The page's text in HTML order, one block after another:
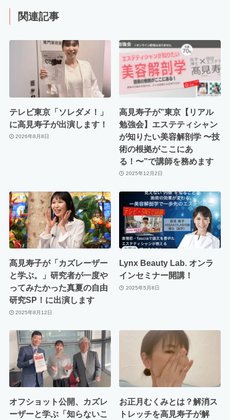
関連記事
テレビ東京「ソレダメ！」
に高見寿子が出演します！
2026年8月8日
高見寿子が”東京【リアル
勉強会】エステティシャン
が知りたい美容解剖学 〜技
術の根拠がここにあ
る！〜”で講師を務めます
2025年12月2日
髙見寿子が「カズレーザー
と学ぶ。」研究者が一度や
ってみたかった真夏の自由
研究SP！に出演します
2025年8月12日
Lynx Beauty Lab. オンラ
インセミナー開講！
2025年5月8日
オフショット公開、カズレ
ーザーと学ぶ「知らないこ
お正月むくみとは？解消ス
トレッチを高見寿子が解